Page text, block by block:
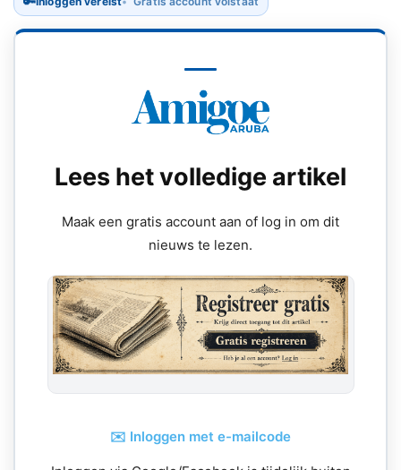
Lees het volledige artikel
Maak een gratis account aan of log in om dit
nieuws te lezen.
✉️ Inloggen met e-mailcode